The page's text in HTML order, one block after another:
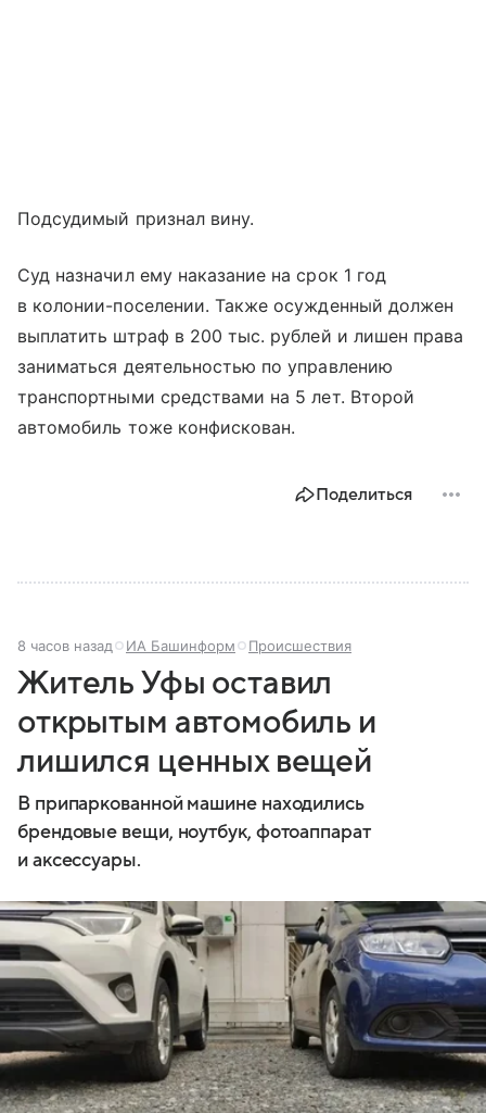
Подсудимый признал вину.
Суд назначил ему наказание на срок 1 год
в колонии-поселении. Также осужденный должен
выплатить штраф в 200 тыс. рублей и лишен права
заниматься деятельностью по управлению
транспортными средствами на 5 лет. Второй
автомобиль тоже конфискован.
Поделиться
8 часов назад ИА Башинформ Происшествия
Житель Уфы оставил
открытым автомобиль и
лишился ценных вещей
В припаркованной машине находились
брендовые вещи, ноутбук, фотоаппарат
и аксессуары.